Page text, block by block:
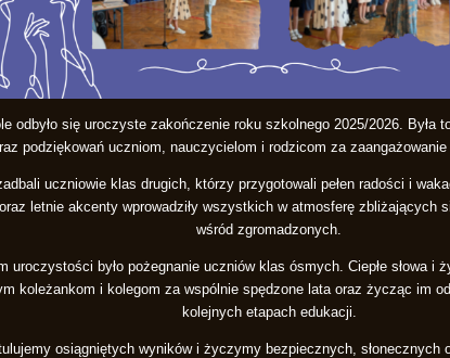
odbyło się uroczyste zakończenie roku szkolnego 2025/2026. Była
podziękowań uczniom, nauczycielom i rodzicom za zaangażowanie
uczniowie klas drugich, którzy przygotowali pełen radości i
letnie akcenty wprowadziły wszystkich w atmosferę zbliżających
wśród zgromadzonych.
uroczystości było pożegnanie uczniów klas ósmych. Ciepłe słowa i
koleżankom i kolegom za wspólnie spędzone lata oraz życząc im
kolejnych etapach edukacji.
osiągniętych wyników i życzymy bezpiecznych, słonecznych